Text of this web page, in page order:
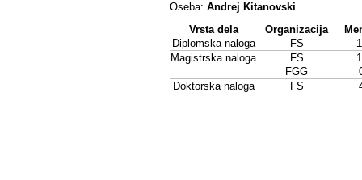
Oseba: Andrej Kitanovski
Vrsta dela
Organizacija
Diplomska naloga
FS
Magistrska naloga
FS
FGG
Doktorska naloga
FS